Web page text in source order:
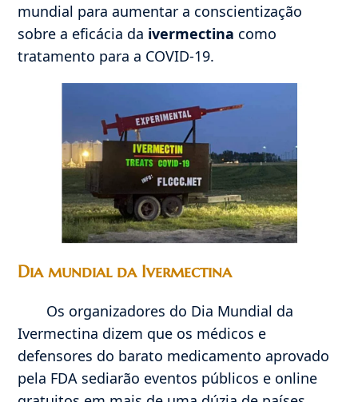
mundial para aumentar a conscientização
sobre a eficácia da ivermectina como
tratamento para a COVID-19.
Dia mundial da Ivermectina
Os organizadores do Dia Mundial da
Ivermectina dizem que os médicos e
defensores do barato medicamento aprovado
pela FDA sediarão eventos públicos e online